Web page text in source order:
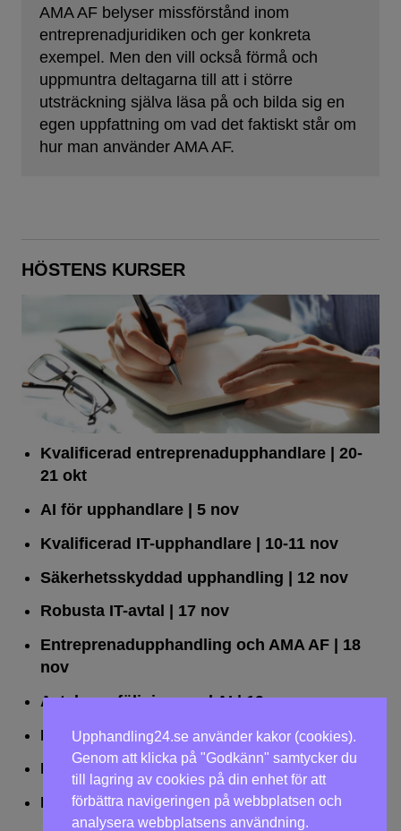
AMA AF belyser missförstånd inom
entreprenadjuridiken och ger konkreta
exempel. Men den vill också förmå och
uppmuntra deltagarna till att i större
utsträckning själva läsa på och bilda sig en
egen uppfattning om vad det faktiskt står om
hur man använder AMA AF.
HÖSTENS KURSER
Kvalificerad entreprenad­upphandlare
| 20-
21 okt
AI för upphandlare| 5 nov
Kvalificerad IT-upphandlare| 10-11 nov
Säkerhetsskyddad upphandling | 12 nov
Robusta IT-avtal
| 17 nov
Entreprenadupphandling och AMA AF| 18
nov
Avtalsuppföljning med AI| 19 nov
Leda upphandlingar effektivt| 25 nov
Dialogförfaranden | 26 nov
LOU på två dagar| 2-3 dec
Upphandling24.se använder kakor (cookies).
Genom att klicka på "Godkänn" samtycker du
till lagring av cookies på din enhet för att
förbättra navigeringen på webbplatsen och
analysera webbplatsens användning.